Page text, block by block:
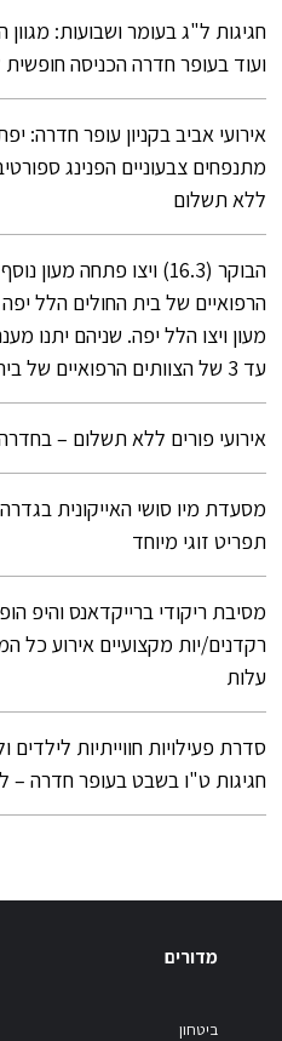
חגיגות ל"ג בעומר ושבועות:
ועוד בעופר חדרה הכניסה
אירועי אביב בקניון עופר חדרה:
מתנפחים צבעוניים הפנינג
ללא תשלום
הבוקר (16.3) ויצו פתחה
הרפואיים של בית החולים הלל
מעון ויצו הלל יפה. שניהם יתנו
עד 3 של הצוותים הרפואיים של בית החולים הלל יפה.
אירועי פורים ללא תשלום –
מסעדת מיו סושי האייקונית בגדרה
תפריט זוגי מיוחד
מסיבת ריקודי ברייקדאנס והיפ
רקדנים/יות מקצועיים אירוע כל
עלות
סדרת פעילויות חווייתיות
חגיגות ט"ו בשבט בעופר חדרה –
מדורים
ביטחון